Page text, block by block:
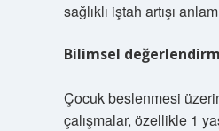
sağlıklı iştah artışı
Bilimsel
Çocuk beslenmesi
çalışmalar, özellikle 1